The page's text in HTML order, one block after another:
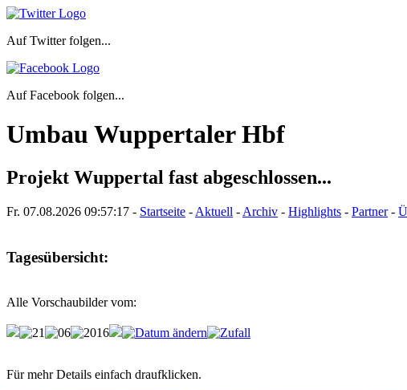
Auf Twitter folgen...
Auf Facebook folgen...
Umbau Wuppertaler Hbf
Projekt Wuppertal fast abgeschlossen...
Fr. 07.08.2026 09:57:17 - Startseite - Aktuell - Archiv - Highlights - Partner-
Tagesübersicht:
Alle Vorschaubilder vom:
Für mehr Details einfach draufklicken.